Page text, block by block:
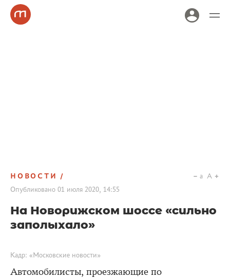
НОВОСТИ
Опубликовано 01 июля 2020, 14:55
a A
На Новорижском шоссе «сильно
заполыхало»
Кадр: «Московские новости»
Автомобилисты, проезжающие по